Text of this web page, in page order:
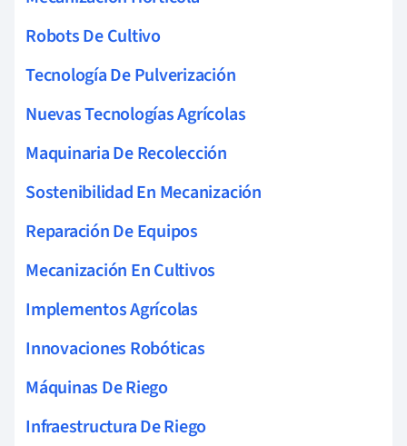
Robots De Cultivo
Tecnología De Pulverización
Nuevas Tecnologías Agrícolas
Maquinaria De Recolección
Sostenibilidad En Mecanización
Reparación De Equipos
Mecanización En Cultivos
Implementos Agrícolas
Innovaciones Robóticas
Máquinas De Riego
Infraestructura De Riego